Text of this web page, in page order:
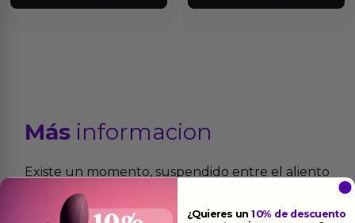
Más informacion
Existe un momento, suspendido entre el aliento
y la piel, donde el mundo conocido se
desvanece y solo queda el territorio virgen de la
¿Quieres un10% de descuento